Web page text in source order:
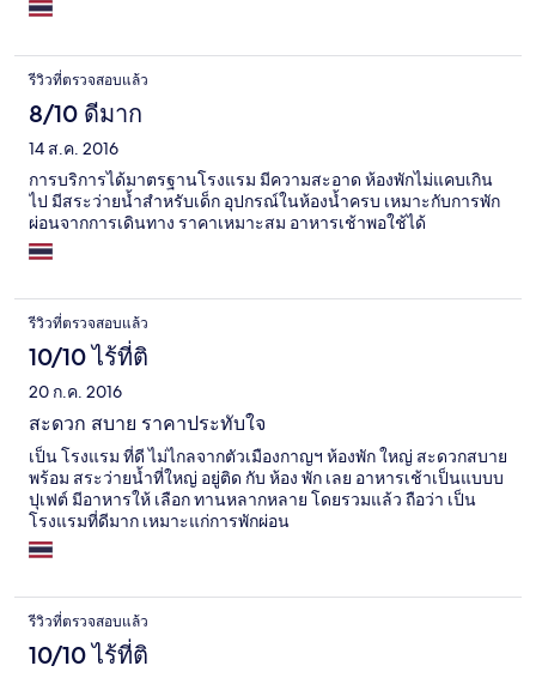
รีวิวที่ตรวจสอบแล้ว
8/10 ดีมาก
14 ส.ค. 2016
การบริการได้มาตรฐานโรงแรม มีความสะอาด ห้องพักไม่แคบเกิน
ไป มีสระว่ายน้ำสำหรับเด็ก อุปกรณ์ในห้องน้ำครบ เหมาะกับการพัก
ผ่อนจากการเดินทาง ราคาเหมาะสม อาหารเช้าพอใช้ได้
รีวิวที่ตรวจสอบแล้ว
10/10 ไร้ที่ติ
20 ก.ค. 2016
สะดวก สบาย ราคาประทับใจ
เป็น โรงแรม ที่ดี ไม่ไกลจากตัวเมืองกาญฯ ห้องพัก ใหญ่ สะดวกสบาย
พร้อม สระว่ายน้ำที่ใหญ่ อยู่ติด กับ ห้อง พัก เลย อาหารเช้าเป็นแบบบ
ปุเฟต์ มีอาหารให้ เลือก ทานหลากหลาย โดยรวมแล้ว ถือว่า เป็น
โรงแรมที่ดีมาก เหมาะแก่การพักผ่อน
รีวิวที่ตรวจสอบแล้ว
10/10 ไร้ที่ติ